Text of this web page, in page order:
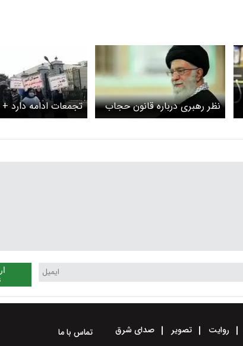
نظر رهبری درباره قانون حجاب تجمعات ادامه دارد
روایت تصویر صدای شرق
تماس با ما